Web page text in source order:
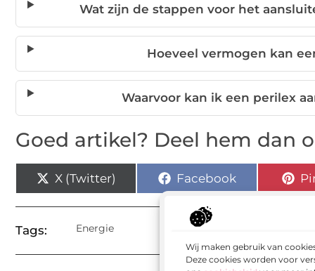
Wij maken gebruik van
Deze cookies worden voor
Wat zijn de stappen voor het
Hoeveel vermogen kan
Waarvoor kan ik een perilex
Goed artikel? Deel hem dan
X (Twitter) Facebook
Tags: Energie